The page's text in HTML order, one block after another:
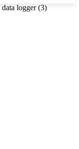
data logger (3)